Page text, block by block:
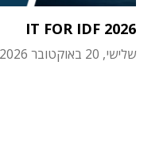
IT FOR IDF 2026
שלישי, 20 באוקטובר 2026